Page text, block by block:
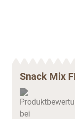
Snack Mix